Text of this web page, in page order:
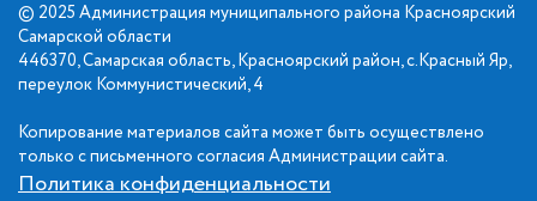
© 2025 Администрация муниципального района Красноярский
Самарской области
446370, Самарская область, Красноярский район, с.Красный Яр,
переулок Коммунистический, 4
Копирование материалов сайта может быть осуществлено
только с письменного согласия Администрации сайта.
Политика конфиденциальности